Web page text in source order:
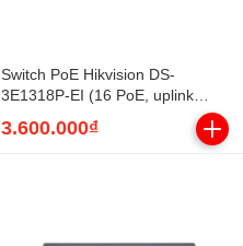
Switch PoE Hikvision DS-
3E1318P-EI (16 PoE, uplink
3.600.000₫